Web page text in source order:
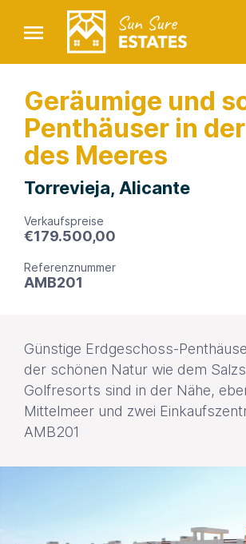
Geräumige und
Penthäuser in
des Meeres
Torrevieja, Alicante
Verkaufspreise
€179.500,00
Referenznummer
AMB201
Günstige Erdgeschoss-
der schönen Natur wie dem
Golfresorts sind in der Nähe,
Mittelmeer und zwei
AMB201